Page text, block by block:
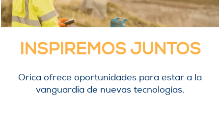
INSPIREMOS JUNTOS
Orica ofrece oportunidades para estar a la
vanguardia de nuevas tecnologías.